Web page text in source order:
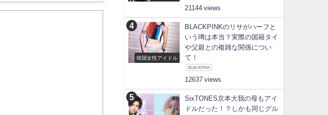
21144
韓国女性アイドル
BLACKPINKのリサがハーフと
いう噂は本当？実際の国籍タイ
や父親との複雑な関係につい
て！
BLACKPINK
12637
SixTONES京本大我の母もアイ
ドルだった！？しかも同じグル